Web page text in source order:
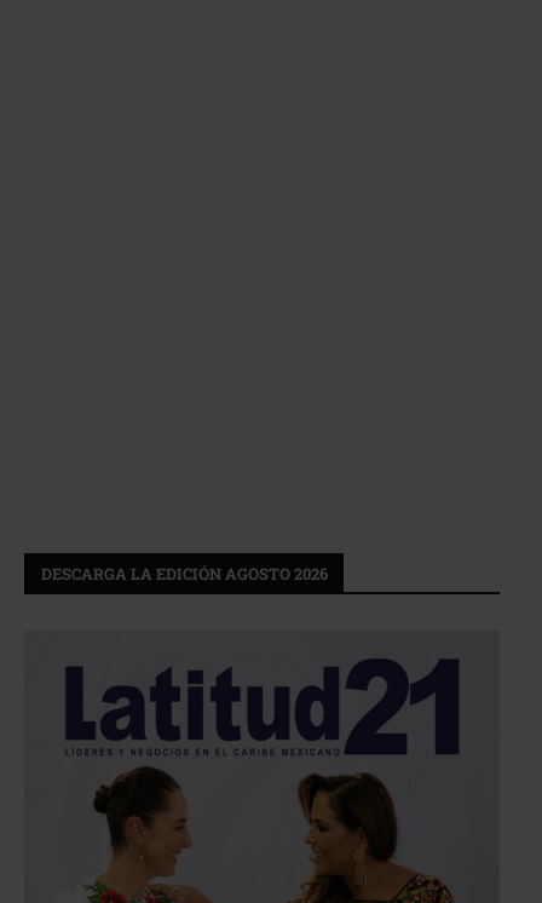
DESCARGA LA EDICIÓN AGOSTO 2026